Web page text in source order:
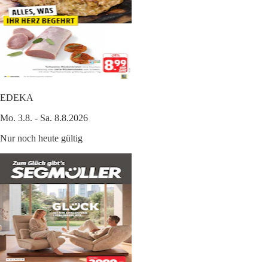
EDEKA
Mo. 3.8. - Sa. 8.8.2026
Nur noch heute gültig